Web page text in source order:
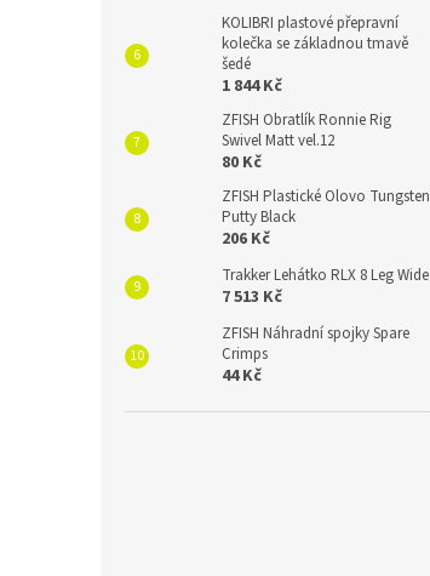
KOLIBRI plastové přepravní
kolečka se základnou tmavě
šedé
1 844 Kč
ZFISH Obratlík Ronnie Rig
Swivel Matt vel.12
80 Kč
ZFISH Plastické Olovo Tungsten
Putty Black
206 Kč
Trakker Lehátko RLX 8 Leg Wide
7 513 Kč
ZFISH Náhradní spojky Spare
Crimps
44 Kč